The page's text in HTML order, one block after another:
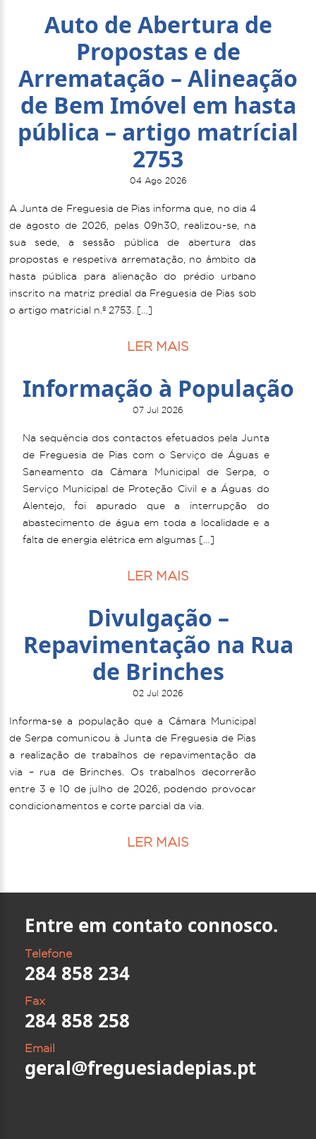
Auto de Abertura de
Propostas e de
Arrematação – Alineação
de Bem Imóvel em hasta
pública – artigo matrícial
2753
04 Ago 2026
A Junta de Freguesia de Pias informa que, no dia 4
de agosto de 2026, pelas 09h30, realizou-se, na
sua sede, a sessão pública de abertura das
propostas e respetiva arrematação, no âmbito da
hasta pública para alienação do prédio urbano
inscrito na matriz predial da Freguesia de Pias sob
o artigo matricial n.º 2753. […]
LER MAIS
Informação à População
07 Jul 2026
Na sequência dos contactos efetuados pela Junta
de Freguesia de Pias com o Serviço de Águas e
Saneamento da Câmara Municipal de Serpa, o
Serviço Municipal de Proteção Civil e a Águas do
Alentejo, foi apurado que a interrupção do
abastecimento de água em toda a localidade e a
falta de energia elétrica em algumas […]
LER MAIS
Divulgação –
Repavimentação na Rua
de Brinches
02 Jul 2026
Informa-se a população que a Câmara Municipal
de Serpa comunicou à Junta de Freguesia de Pias
a realização de trabalhos de repavimentação da
via – rua de Brinches. Os trabalhos decorrerão
entre 3 e 10 de julho de 2026, podendo provocar
condicionamentos e corte parcial da via.
LER MAIS
Entre em contato connosco.
Telefone
284 858 234
Fax
284 858 258
Email
geral@freguesiadepias.pt